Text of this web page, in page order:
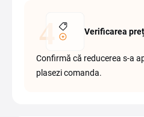
Verificarea
Confirmă că reducerea s-a
plasezi comanda.